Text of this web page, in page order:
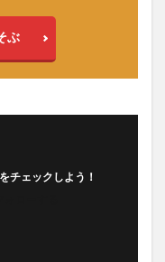
ぶ
チェックしよう！